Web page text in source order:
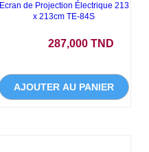
Ecran de Projection Électrique 213
x 213cm TE-84S
287,000 TND
AJOUTER AU PANIER